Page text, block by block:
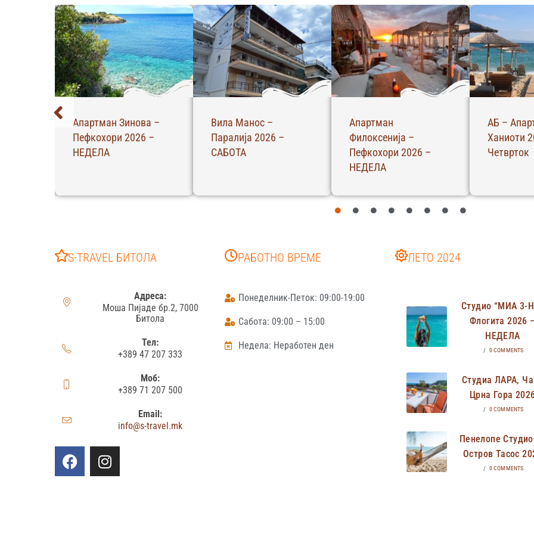
Апартман
Филоксенија –
Пефкохори 2026 –
АБ – Апартман –
Ханиоти 2026 –
Четврток
Хотел Ексотико –
Парга 2026 – СРЕДА
Апартман
НЕДЕЛА
S-TRAVEL БИТОЛА
Адреса:
Моша Пијаде бр.2, 7000
Битола
Тел:
+389 47 207 333
Моб:
+389 71 207 500
Email:
info@s-travel.mk
РАБОТНО ВРЕМЕ
Понеделник-Петок: 09:00-19:00
Сабота: 09:00 – 15:00
Недела: Неработен ден
ЛЕТО 2024
Студио “МИА 3-
Флогита 2026 –
НЕДЕЛА
/ 0 COMMENTS
Студиа ЛАРА,
Црна Гора
/ 0 COMMENTS
Пенелопе
Остров Тасос
/ 0 COMMENTS